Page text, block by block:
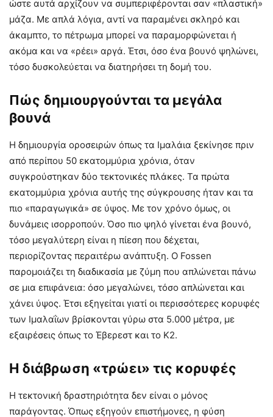
ώστε αυτά αρχίζουν να συμπεριφέρονται σαν «πλαστική»
μάζα. Με απλά λόγια, αντί να παραμένει σκληρό και
άκαμπτο, το πέτρωμα μπορεί να παραμορφώνεται ή
ακόμα και να «ρέει» αργά. Έτσι, όσο ένα βουνό ψηλώνει,
τόσο δυσκολεύεται να διατηρήσει τη δομή του.
Πώς δημιουργούνται τα μεγάλα
βουνά
Η δημιουργία οροσειρών όπως τα Ιμαλάια ξεκίνησε πριν
από περίπου 50 εκατομμύρια χρόνια, όταν
συγκρούστηκαν δύο τεκτονικές πλάκες. Τα πρώτα
εκατομμύρια χρόνια αυτής της σύγκρουσης ήταν και τα
πιο «παραγωγικά» σε ύψος. Με τον χρόνο όμως, οι
δυνάμεις ισορροπούν. Όσο πιο ψηλό γίνεται ένα βουνό,
τόσο μεγαλύτερη είναι η πίεση που δέχεται,
περιορίζοντας περαιτέρω ανάπτυξη. Ο Fossen
παρομοιάζει τη διαδικασία με ζύμη που απλώνεται πάνω
σε μια επιφάνεια: όσο μεγαλώνει, τόσο απλώνεται και
χάνει ύψος. Έτσι εξηγείται γιατί οι περισσότερες κορυφές
των Ιμαλαΐων βρίσκονται γύρω στα 5.000 μέτρα, με
εξαιρέσεις όπως το Έβερεστ και το K2.
Η διάβρωση «τρώει» τις κορυφές
Η τεκτονική δραστηριότητα δεν είναι ο μόνος
παράγοντας. Όπως εξηγούν επιστήμονες, η φύση